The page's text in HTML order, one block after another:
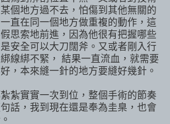
個地方過不去，怕傷到其他無關的
直在同一個地方做重複的動作，這
思索地前進，因為他很有把握哪些
安全可以大刀闊斧。又或者剛入行
線綁不緊， 結果一直流血，就需要
，本來縫一針的地方要縫好幾針。
紮實實一次到位，整個手術的節奏
話，我到現在還是奉為圭臬，也會